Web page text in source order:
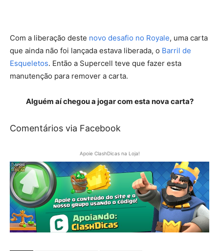
Com a liberação deste novo desafio no Royale, uma carta
que ainda não foi lançada estava liberada, o Barril de
Esqueletos. Então a Supercell teve que fazer esta
manutenção para remover a carta.
Alguém aí chegou a jogar com esta nova carta?
Comentários via Facebook
Apoie ClashDicas na Loja!